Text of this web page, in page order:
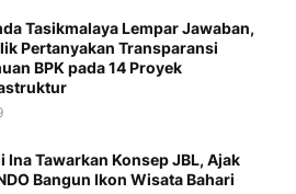
Tasikmalaya Lempar Jawaban,
Pertanyakan Transparansi
BPK pada 14 Proyek
Ina Tawarkan Konsep JBL, Ajak
Bangun Ikon Wisata Bahari